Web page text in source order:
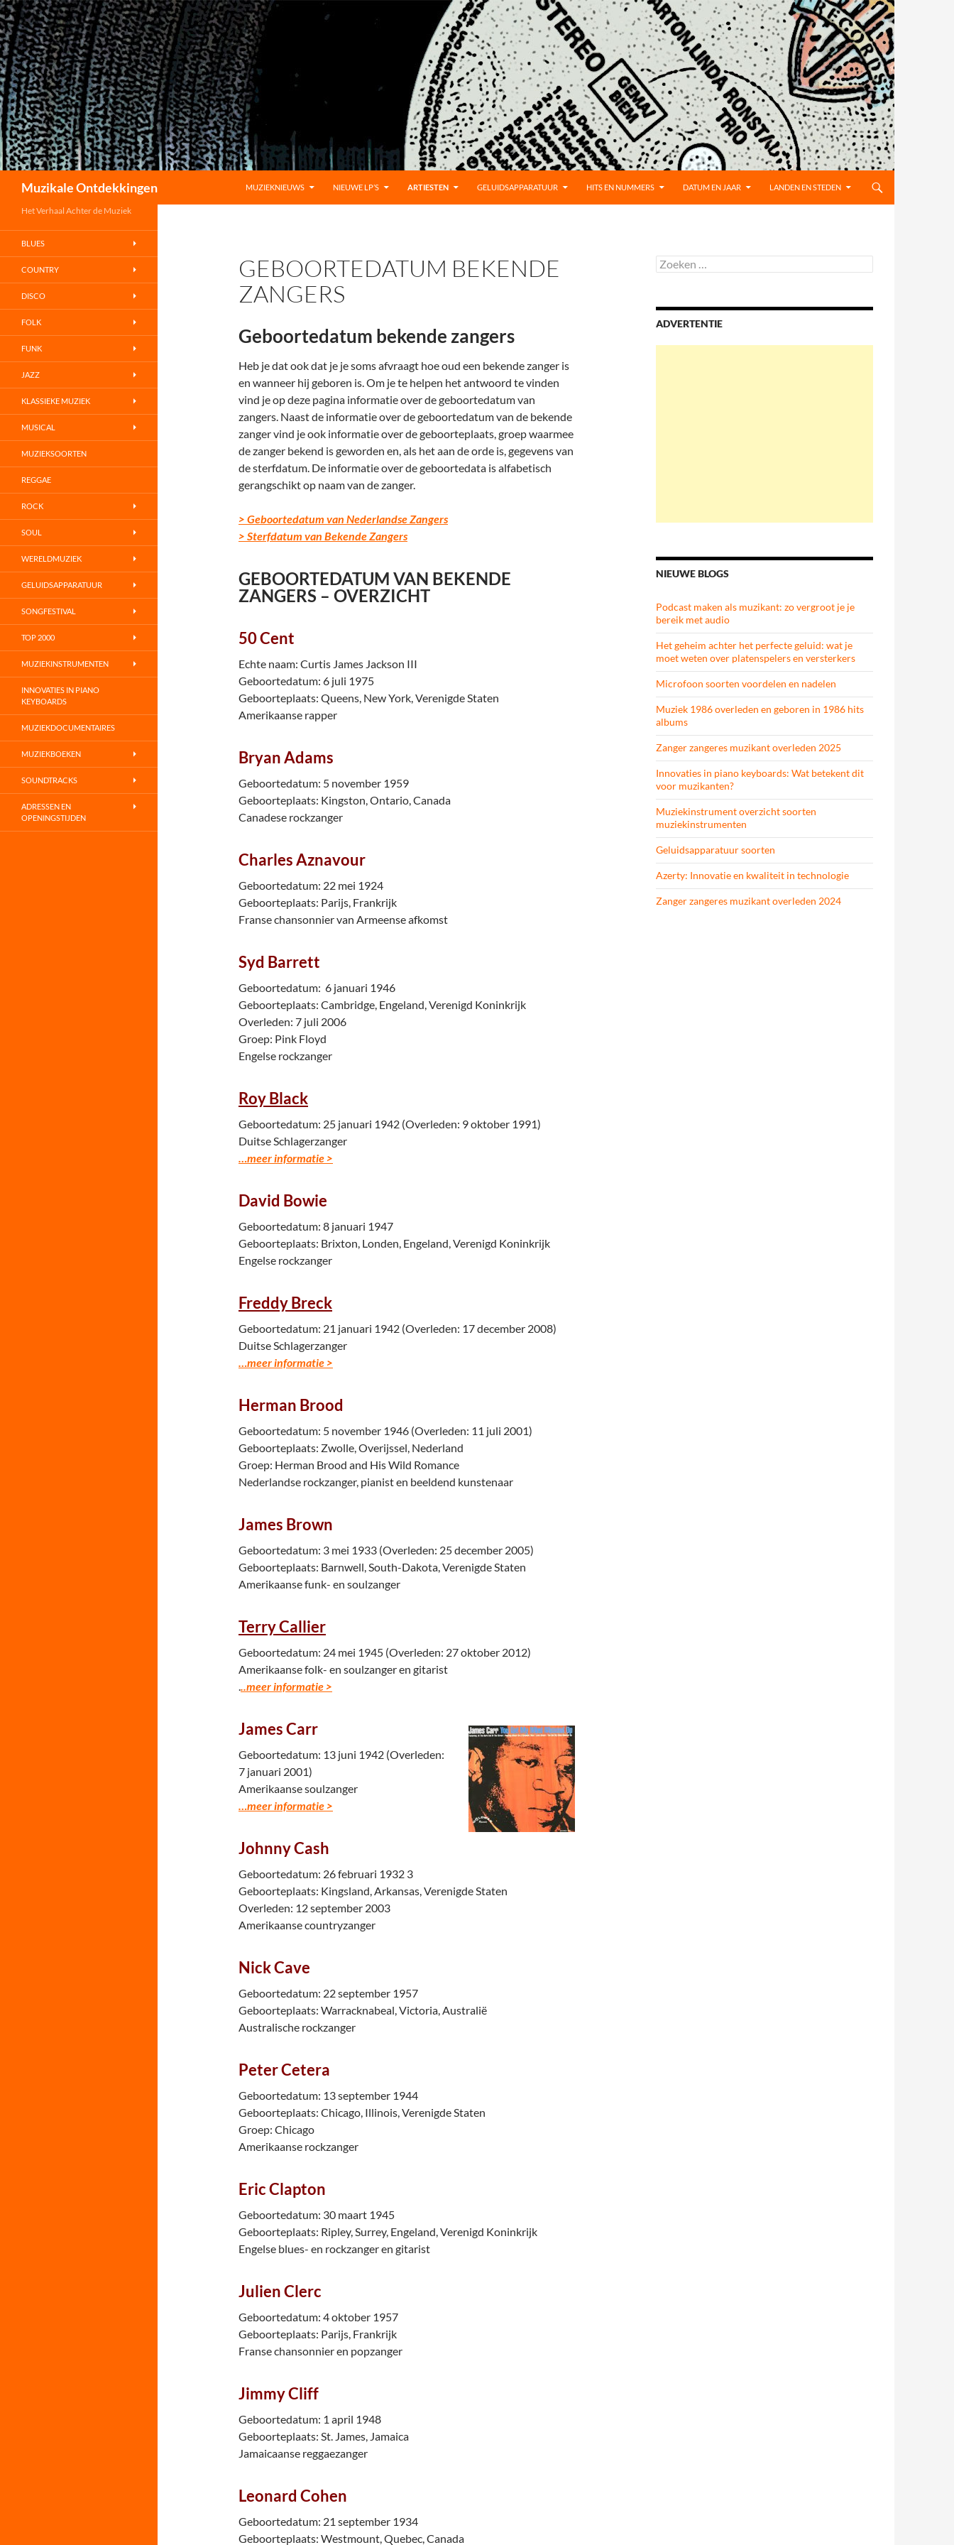
Muzikale Ontdekkingen
MUZIEKNIEUWS
NIEUWE LP’S ARTIESTEN GELUIDSAPPARATUUR HITS EN NUMMERS DATUM EN JAAR LANDEN EN STEDEN
GEBOORTEDATUM BEKENDE
ZANGERS
Geboortedatum bekende zangers
Heb je dat ook dat je je soms afvraagt hoe oud een bekende zanger is
en wanneer hij geboren is. Om je te helpen het antwoord te vinden
vind je op deze pagina informatie over de geboortedatum van
zangers. Naast de informatie over de geboortedatum van de bekende
zanger vind je ook informatie over de geboorteplaats, groep waarmee
de zanger bekend is geworden en, als het aan de orde is, gegevens van
de sterfdatum. De informatie over de geboortedata is alfabetisch
gerangschikt op naam van de zanger.
> Geboortedatum van Nederlandse Zangers
> Sterfdatum van Bekende Zangers
GEBOORTEDATUM VAN BEKENDE
ZANGERS – OVERZICHT
50 Cent
Echte naam: Curtis James Jackson III
Geboortedatum: 6 juli 1975
Geboorteplaats: Queens, New York, Verenigde Staten
Amerikaanse rapper
Bryan Adams
Geboortedatum: 5 november 1959
Geboorteplaats: Kingston, Ontario, Canada
Canadese rockzanger
Charles Aznavour
Geboortedatum: 22 mei 1924
Geboorteplaats: Parijs, Frankrijk
Franse chansonnier van Armeense afkomst
Syd Barrett
Geboortedatum: 6 januari 1946
Geboorteplaats: Cambridge, Engeland, Verenigd Koninkrijk
Overleden: 7 juli 2006
Groep: Pink Floyd
Engelse rockzanger
Roy Black
Geboortedatum: 25 januari 1942 (Overleden: 9 oktober 1991)
Duitse Schlagerzanger
…meer informatie >
David Bowie
Geboortedatum: 8 januari 1947
Geboorteplaats: Brixton, Londen, Engeland, Verenigd Koninkrijk
Engelse rockzanger
Freddy Breck
Geboortedatum: 21 januari 1942 (Overleden: 17 december 2008)
Duitse Schlagerzanger
…meer informatie >
Herman Brood
Geboortedatum: 5 november 1946 (Overleden: 11 juli 2001)
Geboorteplaats: Zwolle, Overijssel, Nederland
Groep: Herman Brood and His Wild Romance
Nederlandse rockzanger, pianist en beeldend kunstenaar
James Brown
Geboortedatum: 3 mei 1933 (Overleden: 25 december 2005)
Geboorteplaats: Barnwell, South-Dakota, Verenigde Staten
Amerikaanse funk- en soulzanger
Terry Callier
Geboortedatum: 24 mei 1945 (Overleden: 27 oktober 2012)
Amerikaanse folk- en soulzanger en gitarist
...meer informatie >
James Carr
Geboortedatum: 13 juni 1942 (Overleden:
7 januari 2001)
Amerikaanse soulzanger
…meer informatie >
Johnny Cash
Geboortedatum: 26 februari 1932 3
Geboorteplaats: Kingsland, Arkansas, Verenigde Staten
Overleden: 12 september 2003
Amerikaanse countryzanger
Nick Cave
Geboortedatum: 22 september 1957
Geboorteplaats: Warracknabeal, Victoria, Australië
Australische rockzanger
Peter Cetera
Geboortedatum: 13 september 1944
Geboorteplaats: Chicago, Illinois, Verenigde Staten
Groep: Chicago
Amerikaanse rockzanger
Eric Clapton
Geboortedatum: 30 maart 1945
Geboorteplaats: Ripley, Surrey, Engeland, Verenigd Koninkrijk
Engelse blues- en rockzanger en gitarist
Julien Clerc
Geboortedatum: 4 oktober 1957
Geboorteplaats: Parijs, Frankrijk
Franse chansonnier en popzanger
Jimmy Cliff
Geboortedatum: 1 april 1948
Geboorteplaats: St. James, Jamaica
Jamaicaanse reggaezanger
Leonard Cohen
Geboortedatum: 21 september 1934
Geboorteplaats: Westmount, Quebec, Canada
Zoeken
naar:
ADVERTENTIE
NIEUWE BLOGS
Podcast maken als muzikant: zo vergroot je je
bereik met audio
Het geheim achter het perfecte geluid: wat je
moet weten over platenspelers en versterkers
Microfoon soorten voordelen en nadelen
Muziek 1986 overleden en geboren in 1986 hits
albums
Zanger zangeres muzikant overleden 2025
Innovaties in piano keyboards: Wat betekent dit
voor muzikanten?
Muziekinstrument overzicht soorten
muziekinstrumenten
Geluidsapparatuur soorten
Azerty: Innovatie en kwaliteit in technologie
Zanger zangeres muzikant overleden 2024
Het Verhaal Achter de Muziek
BLUES
COUNTRY
DISCO
FOLK
FUNK
JAZZ
KLASSIEKE MUZIEK
MUSICAL
MUZIEKSOORTEN
REGGAE
ROCK
SOUL
WERELDMUZIEK
GELUIDSAPPARATUUR
SONGFESTIVAL
TOP 2000
MUZIEKINSTRUMENTEN
INNOVATIES IN PIANO
KEYBOARDS
MUZIEKDOCUMENTAIRES
MUZIEKBOEKEN
SOUNDTRACKS
ADRESSEN EN
OPENINGSTIJDEN